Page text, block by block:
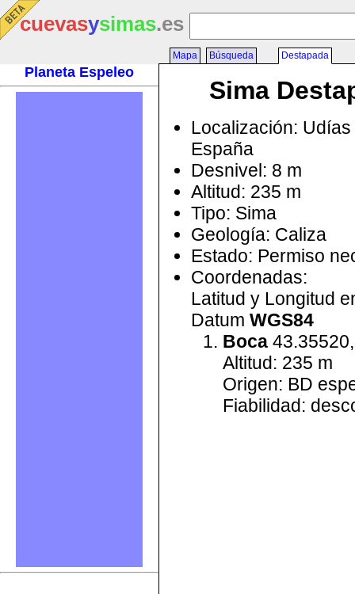
cuevasysimas.es
Planeta Espeleo
Mapa Búsqueda Destapada
Sima
Localización:
España
Desnivel: 8 m
Altitud: 235 m
Tipo: Sima
Geología: Caliza
Estado: Permiso
Coordenadas:
Latitud y Longitud
Datum WGS84
Boca
Altitud: 235 m
Origen: BD
Fiabilidad: